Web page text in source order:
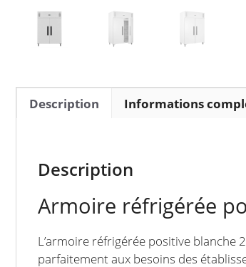
Description Informations
Description
Armoire réfrigérée
L’armoire réfrigérée positive blanche
parfaitement aux besoins des